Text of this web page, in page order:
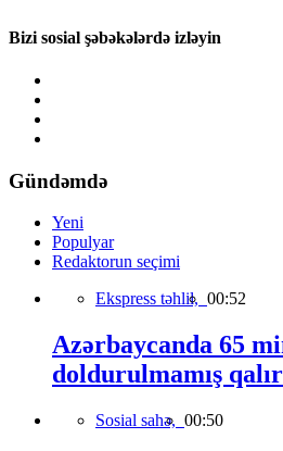
Bizi sosial şəbəkələrdə izləyin
Gündəmdə
Yeni
Populyar
Redaktorun seçimi
Ekspress təhlil, 00:52
Azərbaycanda 65
doldurulmamış
Sosial sahə, 00:50